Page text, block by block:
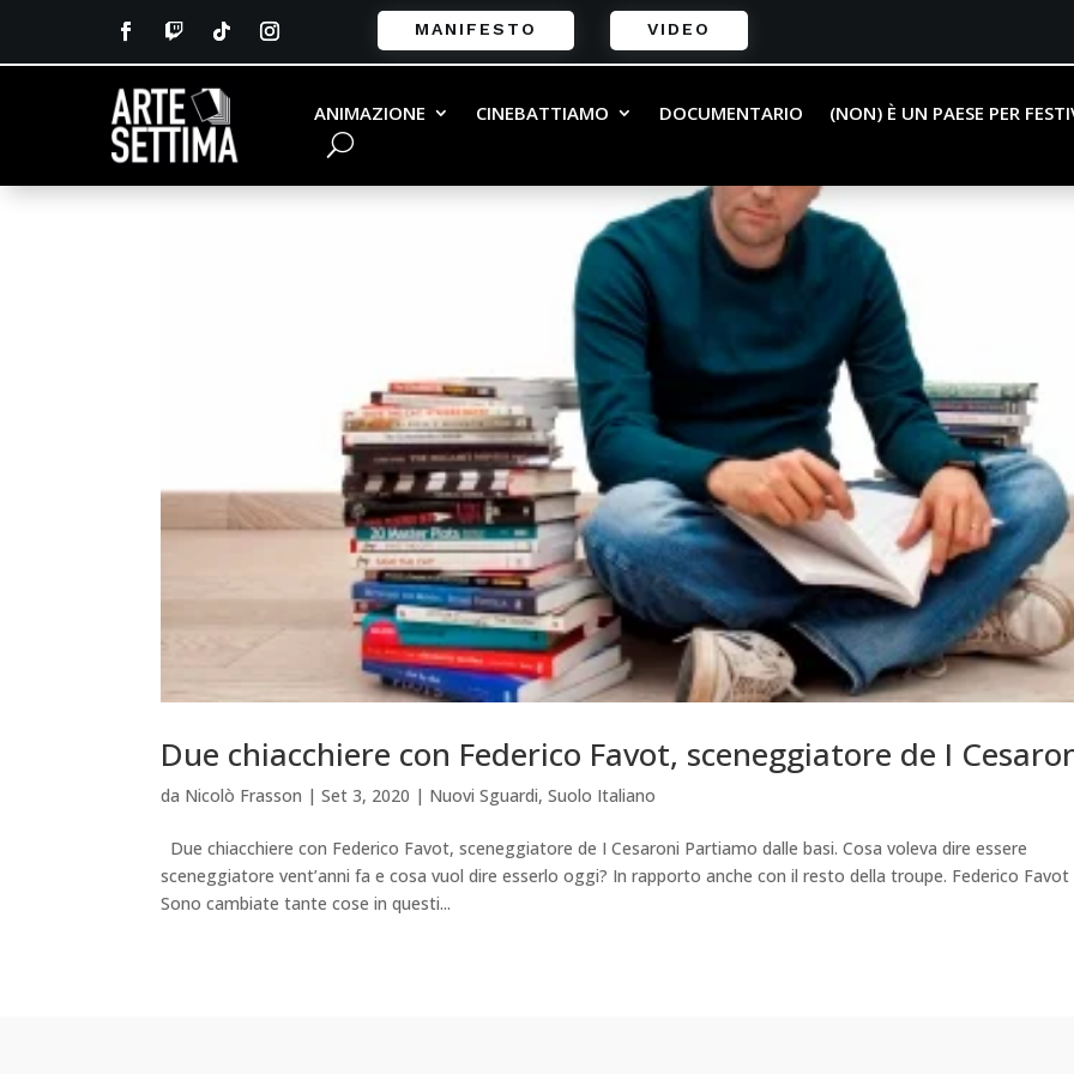
MANIFESTO VIDEO
ANIMAZIONE CINEBATTIAMO DOCUMENTARIO (NON) È UN PAESE PER
Due chiacchiere con Federico Favot, sceneggiatore de I
da Nicolò Frasson |Set 3, 2020 | Nuovi Sguardi,Suolo Italiano
Due chiacchiere con Federico Favot, sceneggiatore de I Cesaroni Partiamo dalle basi. Cosa voleva dire essere
sceneggiatore vent’anni fa e cosa vuol dire esserlo oggi? In rapporto anche con il resto della troupe. Federico Favot
Sono cambiate tante cose in questi...